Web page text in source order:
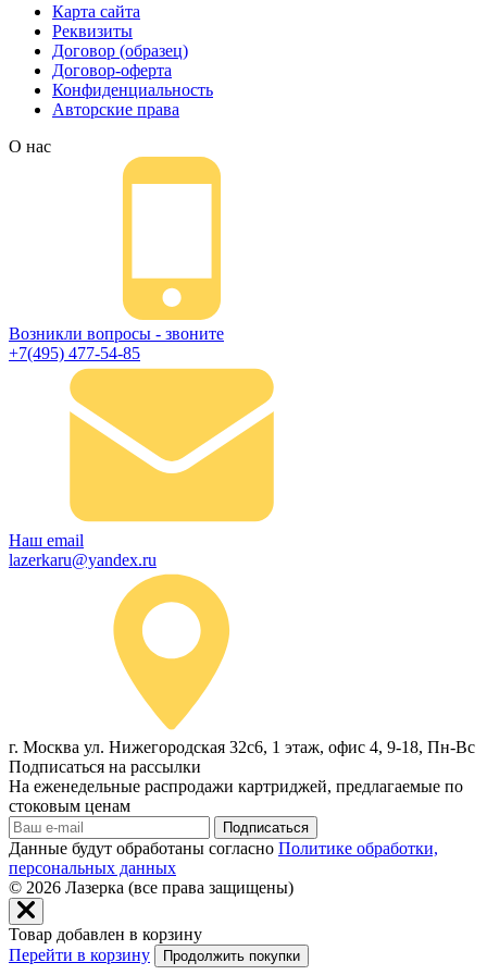
Карта сайта
Реквизиты
Договор (образец)
Договор-оферта
Конфиденциальность
Авторские права
О нас
Возникли вопросы - звоните
+7(495) 477-54-85
Наш email
lazerkaru@yandex.ru
г. Москва ул. Нижегородская 32с6, 1 этаж, офис 4, 9-18, Пн-Вс
Подписаться на рассылки
На еженедельные распродажи картриджей, предлагаемые по
стоковым ценам
Подписаться
Данные будут обработаны согласно Политике обработки,
персональных данных
© 2026 Лазерка (все права защищены)
Товар добавлен в корзину
Перейти в корзину
Продолжить покупки